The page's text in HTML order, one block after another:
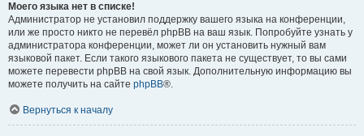
Моего языка нет в списке!
Администратор не установил поддержку вашего языка на конференции,
или же просто никто не перевёл phpBB на ваш язык. Попробуйте узнать у
администратора конференции, может ли он установить нужный вам
языковой пакет. Если такого языкового пакета не существует, то вы сами
можете перевести phpBB на свой язык. Дополнительную информацию вы
можете получить на сайте phpBB®.
Вернуться к началу